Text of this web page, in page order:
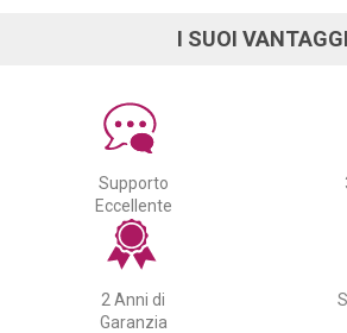
I SUOI
Supporto
Eccellente
2 Anni di
Garanzia